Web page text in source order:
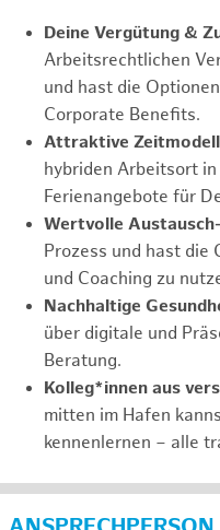
Deine Vergütung &
Arbeitsrechtlichen
und hast die
Corporate Benefits.
Attraktive
hybriden Arbeitsort
Ferienangebote für
Wertvolle
Prozess und hast die
und Coaching zu
Nachhaltige
über digitale und
Beratung.
Kolleg*innen aus
mitten im Hafen
kennenlernen – alle